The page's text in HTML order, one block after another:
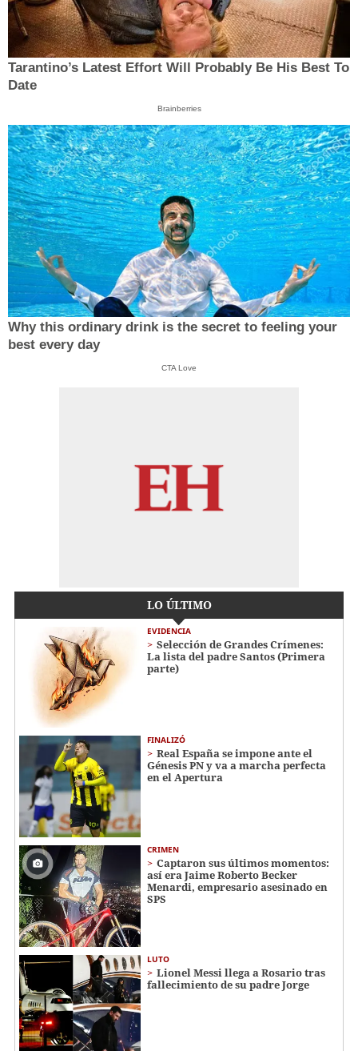
Tarantino’s Latest Effort Will Probably Be His Best To
Date
Brainberries
Why this ordinary drink is the secret to feeling your
best every day
CTA Love
LO ÚLTIMO
EVIDENCIA
Selección de Grandes Crímenes:
La lista del padre Santos (Primera
parte)
FINALIZÓ
Real España se impone ante el
Génesis PN y va a marcha perfecta
en el Apertura
CRIMEN
Captaron sus últimos momentos:
así era Jaime Roberto Becker
Menardi​​​, empresario asesinado en
SPS
LUTO
Lionel Messi llega a Rosario tras
fallecimiento de su padre Jorge